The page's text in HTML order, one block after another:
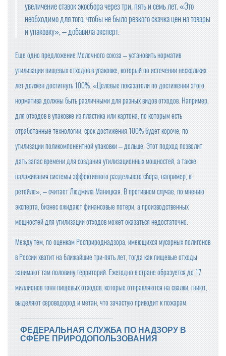
увеличение ставок экосбора через три, пять и семь лет. «Это
необходимо для того, чтобы не было резкого скачка цен на товары
и упаковку», – добавила эксперт.
Еще одно предложение Молочного союза – установить норматив
утилизации пищевых отходов в упаковке, который по истечении нескольких
лет должен достигнуть 100%. «Целевые показатели по достижении этого
норматива должны быть различными для разных видов отходов. Например,
для отходов в упаковке из пластика или картона, по которым есть
отработанные технологии, срок достижения 100% будет короче, по
утилизации поликомпонентной упаковки – дольше. Этот подход позволит
дать запас времени для создания утилизационных мощностей, а также
налаживания системы эффективного раздельного сбора, например, в
ретейле», – считает Людмила Маницкая. В противном случае, по мнению
эксперта, бизнес ожидают финансовые потери, а производственных
мощностей для утилизации отходов может оказаться недостаточно.
Между тем, по оценкам Росприроднадзора, имеющихся мусорных полигонов
в России хватит на ближайшие три-пять лет, тогда как пищевые отходы
занимают там половину территорий. Ежегодно в стране образуется до 17
миллионов тонн пищевых отходов, которые отправляются на свалки, гниют,
выделяют сероводород и метан, что зачастую приводит к пожарам.
ФЕДЕРАЛЬНАЯ СЛУЖБА ПО НАДЗОРУ В
СФЕРЕ ПРИРОДОПОЛЬЗОВАНИЯ